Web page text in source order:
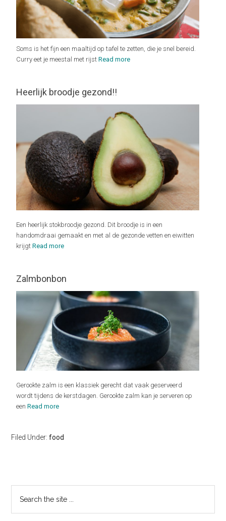
Soms is het fijn een maaltijd op tafel te zetten, die je snel bereid.
Curry eet je meestal met rijstRead more
Heerlijk broodje gezond!!
Een heerlijk stokbroodje gezond. Dit broodje is in een
handomdraai gemaakt en met al de gezonde vetten en eiwitten
krijgtRead more
Zalmbonbon
Gerookte zalm is een klassiek gerecht dat vaak geserveerd
wordt tijdens de kerstdagen. Gerookte zalm kan je serveren op
eenRead more
Filed Under:food
Primary
Sidebar
the